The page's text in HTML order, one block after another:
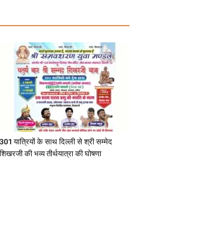
301 यात्रियों के साथ दिल्ली से श्री सम्मेद
शिखरजी की भव्य तीर्थयात्रा की घोषणा